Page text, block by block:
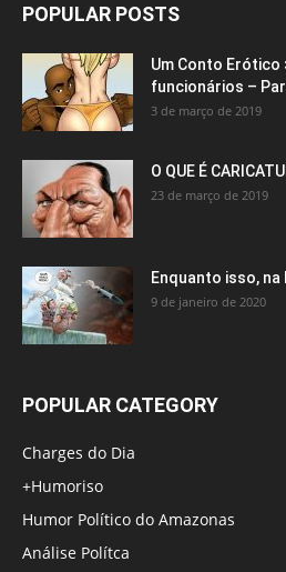
POPULAR POSTS
Um Conto Erótico
funcionários –
3 de março de 2019
O QUE É
23 de março de 2019
Enquanto isso,
9 de janeiro de 2020
POPULAR CATEGORY
Charges do Dia
+Humoriso
Humor Político do Amazonas
Análise Polítca